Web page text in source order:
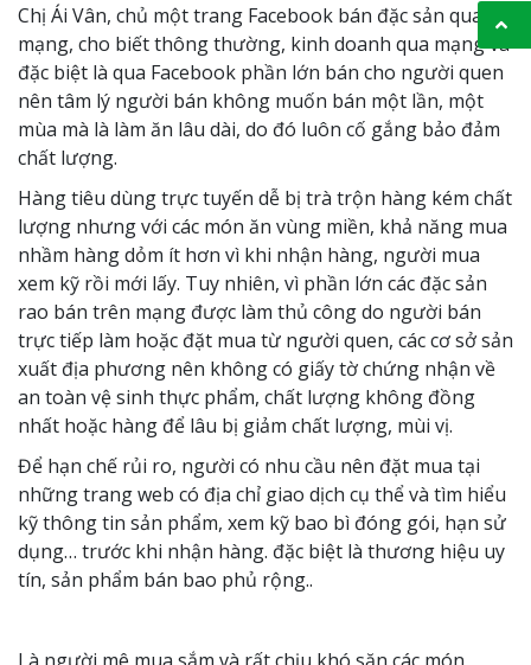
Chị Ái Vân, chủ một trang Facebook bán đặc sản qua
mạng, cho biết thông thường, kinh doanh qua mạng và
đặc biệt là qua Facebook phần lớn bán cho người quen
nên tâm lý người bán không muốn bán một lần, một
mùa mà là làm ăn lâu dài, do đó luôn cố gắng bảo đảm
chất lượng.
Hàng tiêu dùng trực tuyến dễ bị trà trộn hàng kém chất
lượng nhưng với các món ăn vùng miền, khả năng mua
nhầm hàng dỏm ít hơn vì khi nhận hàng, người mua
xem kỹ rồi mới lấy. Tuy nhiên, vì phần lớn các đặc sản
rao bán trên mạng được làm thủ công do người bán
trực tiếp làm hoặc đặt mua từ người quen, các cơ sở sản
xuất địa phương nên không có giấy tờ chứng nhận về
an toàn vệ sinh thực phẩm, chất lượng không đồng
nhất hoặc hàng để lâu bị giảm chất lượng, mùi vị.
Để hạn chế rủi ro, người có nhu cầu nên đặt mua tại
những trang web có địa chỉ giao dịch cụ thể và tìm hiểu
kỹ thông tin sản phẩm, xem kỹ bao bì đóng gói, hạn sử
dụng… trước khi nhận hàng. đặc biệt là thương hiệu uy
tín, sản phẩm bán bao phủ rộng..